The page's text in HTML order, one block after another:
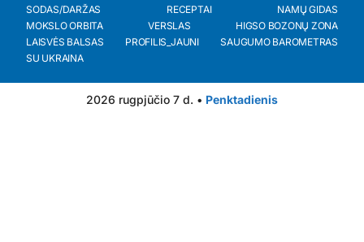
SODAS/DARŽAS
RECEPTAI
NAMŲ GIDAS
MOKSLO ORBITA
VERSLAS
HIGSO BOZONŲ ZONA
LAISVĖS BALSAS
PROFILIS_JAUNI
SAUGUMO BAROMETRAS
SU UKRAINA
2026 rugpjūčio 7 d. • Penktadienis